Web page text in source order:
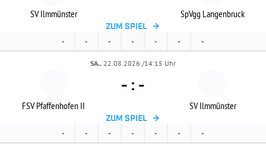
SV Ilmmünster SpVgg Langenbruck
ZUM SPIEL
- - - - - - -
SA.. 22.08.2026 /14:15 Uhr
FSV Pfaffenhofen II
- : -
SV Ilmmünster
ZUM SPIEL
- - - - - - -